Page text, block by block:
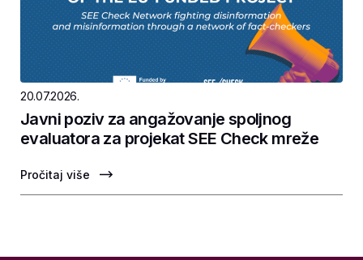
20.07.2026.
Javni poziv za angažovanje spoljnog
evaluatora za projekat SEE Check mreže
Pročitaj više